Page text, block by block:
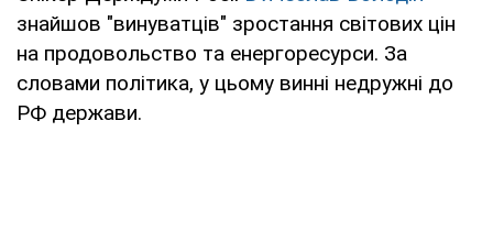
знайшов "винуватців" зростання світових цін
на продовольство та енергоресурси. За
словами політика, у цьому винні недружні до
РФ держави.